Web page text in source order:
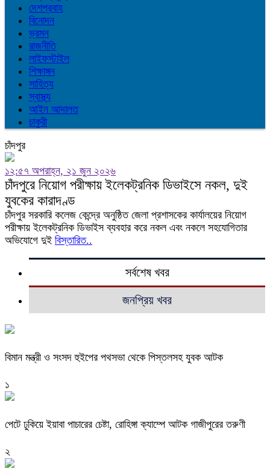
দেশপ্রবাহ
বিনোদন
ভ্রমন
রাজনীতি
লাইফস্টাইল
শিক্ষাঙ্গন
সাহিত্য
স্বাস্থ্য
আইন আদালত
চাকুরী
চাঁদপুর
১২:৫৭ অপরাহ্ন, ২১ জুন ২০২৬
চাঁদপুরে নিয়োগ পরীক্ষায় ইলেকট্রনিক ডিভাইসে নকল, দুই
যুবকের কারাদণ্ড
চাঁদপুর সরকারি কলেজ কেন্দ্রে অনুষ্ঠিত জেলা প্রশাসকের কার্যালয়ের নিয়োগ
পরীক্ষায় ইলেকট্রনিক ডিভাইস ব্যবহার করে নকল এবং নকলে সহযোগিতার
অভিযোগে দুই বিস্তারিত..
সর্বশেষ খবর
জনপ্রিয় খবর
বিমান মন্ত্রী ও সংসদ হুইপের পথসভা থেকে পিস্তলসহ যুবক আটক
১
পেটে ঢুকিয়ে ইয়াবা পাচারের চেষ্টা, রোহিঙ্গা ক্যাম্পে আটক গাজীপুরের তরুণী
২